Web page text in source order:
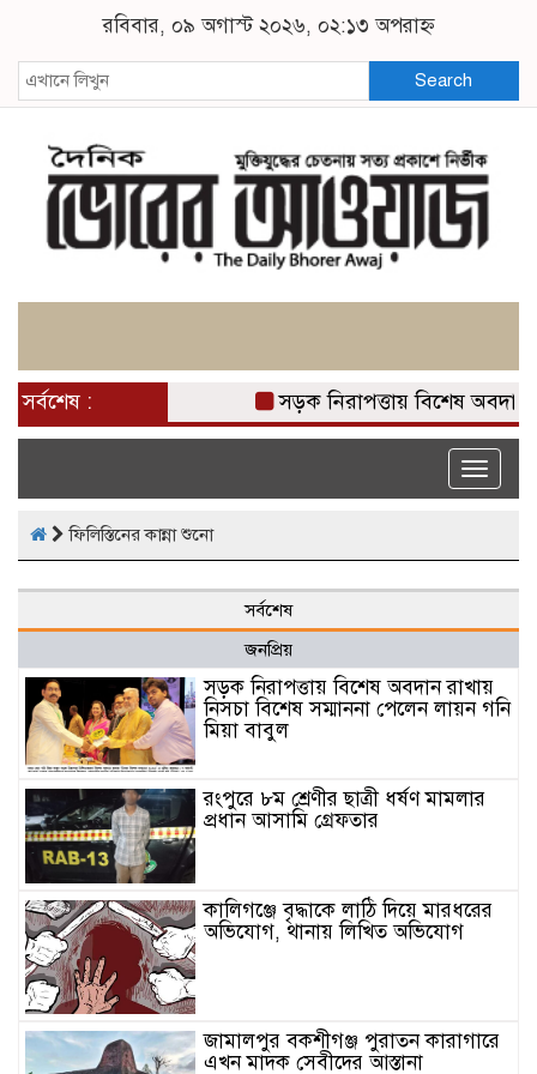
রবিবার, ০৯ অগাস্ট ২০২৬, ০২:১৩ অপরাহ্ন
Search
সর্বশেষ : সড়ক নিরাপত্তায় বিশেষ অবদান
Toggle
ফিলিস্তিনের কান্না শুনো
সর্বশেষ
জনপ্রিয়
সড়ক নিরাপত্তায় বিশেষ অবদান রাখায়
নিসচা বিশেষ সম্মাননা পেলেন লায়ন গনি
মিয়া বাবুল
রংপুরে ৮ম শ্রেণীর ছাত্রী ধর্ষণ মামলার
প্রধান আসামি গ্রেফতার
কালিগঞ্জে বৃদ্ধাকে লাঠি দিয়ে মারধরের
অভিযোগ, থানায় লিখিত অভিযোগ
জামালপুর বকশীগঞ্জ পুরাতন কারাগারে
এখন মাদক সেবীদের আস্তানা